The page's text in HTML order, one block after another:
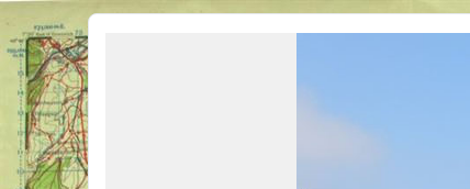
Bienvenue sur LE forum des passionnés de Véhicules Militaires